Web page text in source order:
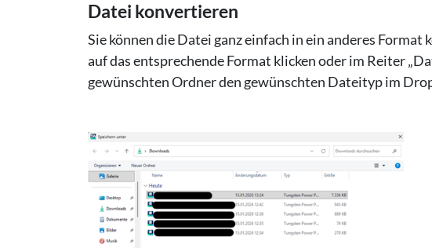
Datei kon­ver­tie­ren
Sie können die Datei ganz einfach in ein anderes
auf das entsprechende Format klicken oder im Reiter
gewünschten Ordner den gewünschten Dateityp im